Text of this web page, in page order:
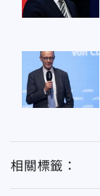
相關標籤：